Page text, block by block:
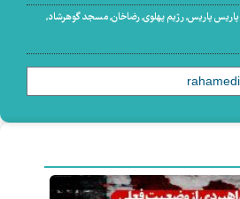
پاریس پاریس,رژیم پهلوی,رضاخان,مسجد گوهرشاد,